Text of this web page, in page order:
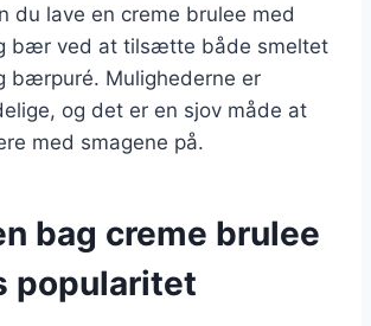
du lave en creme brulee med
bær ved at tilsætte både smeltet
bærpuré. Mulighederne er
og det er en sjov måde at
med smagene på.
bag creme brulee
popularitet